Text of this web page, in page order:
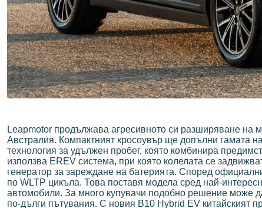
Leapmotor продължава агресивното си разширяване на
Австралия. Компактният кросоувър ще допълни гамата
технология за удължен пробег, която комбинира
използва EREV система, при която колелата се
генератор за зареждане на батерията. Според
по WLTP цикъла. Това поставя модела сред най-
автомобили. За много купувачи подобно решение може
по-дълги пътувания. С новия B10 Hybrid EV китайският